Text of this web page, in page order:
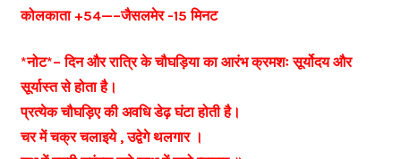
कोलकाता +54—–जैसलमेर -15 मिनट
*नोट*– दिन और रात्रि के चौघड़िया का आरंभ क्रमशः सूर्योदय और
सूर्यास्त से होता है।
प्रत्येक चौघड़िए की अवधि डेढ़ घंटा होती है।
चर में चक्र चलाइये , उद्वेगे थलगार ।